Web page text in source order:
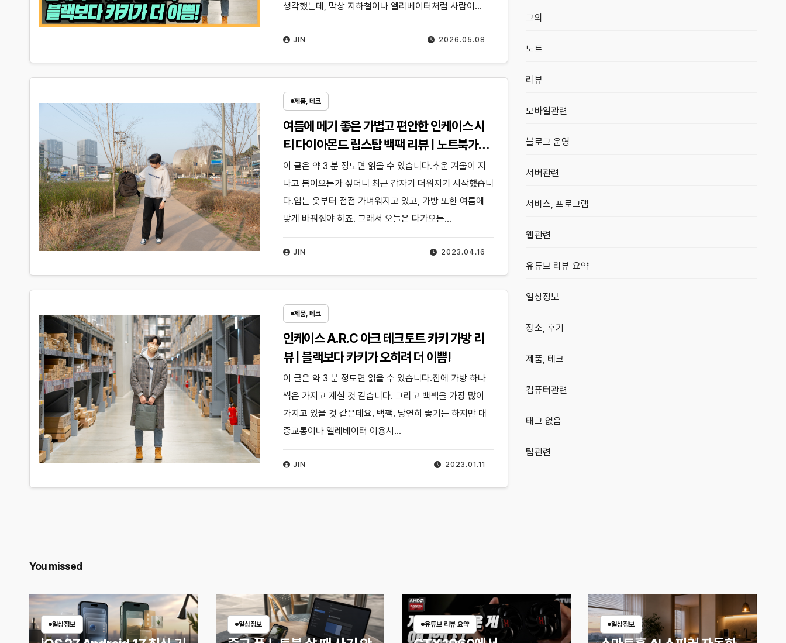
2026.05.08
JIN
생각했는데, 막상 지하철이나 엘리베이터처럼 사람이…
제품, 테크
여름에 메기 좋은 가볍고 편안한 인케이스 시
티 다이아몬드 립스탑 백팩 리뷰 | 노트북가방
아이패드가방 직장인 학생 가방추천
2023.04.16
JIN
이 글은 약 3 분 정도면 읽을 수 있습니다.추운 겨울이 지
나고 봄이오는가 싶더니 최근 갑자기 더워지기 시작했습니
다.입는 옷부터 점점 가벼워지고 있고, 가방 또한 여름에
맞게 바꿔줘야 하죠. 그래서 오늘은 다가오는…
제품, 테크
인케이스 A.R.C 아크 테크토트 카키 가방 리
뷰 | 블랙보다 카키가 오히려 더 이쁨!
2023.01.11
JIN
이 글은 약 3 분 정도면 읽을 수 있습니다.집에 가방 하나
씩은 가지고 계실 것 같습니다. 그리고 백팩을 가장 많이
가지고 있을 것 같은데요. 백팩. 당연히 좋기는 하지만 대
중교통이나 엘레베이터 이용시…
그외
노트
리뷰
모바일관련
블로그 운영
서버관련
서비스, 프로그램
웹관련
유튜브 리뷰 요약
일상정보
장소, 후기
제품, 테크
컴퓨터관련
태그 없음
팁관련
You missed
일상정보 일상정보 유튜브 리뷰 요약 일상정보